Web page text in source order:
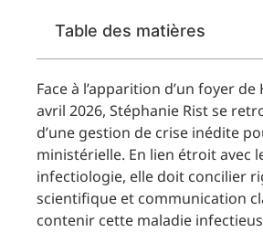
Table des matières
Face à l’apparition d’un foyer
avril 2026, Stéphanie Rist se
d’une gestion de crise inédite
ministérielle. En lien étroit avec
infectiologie, elle doit concilier
scientifique et communication
contenir cette maladie